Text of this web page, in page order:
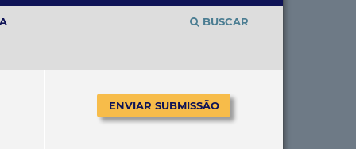
BUSCAR
ENVIAR SUBMISSÃO